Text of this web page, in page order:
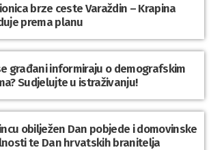
brze ceste Varaždin – Krapina
prema planu
građani informiraju o demografskim
Sudjelujte u istraživanju!
obilježen Dan pobjede i domovinske
te Dan hrvatskih branitelja